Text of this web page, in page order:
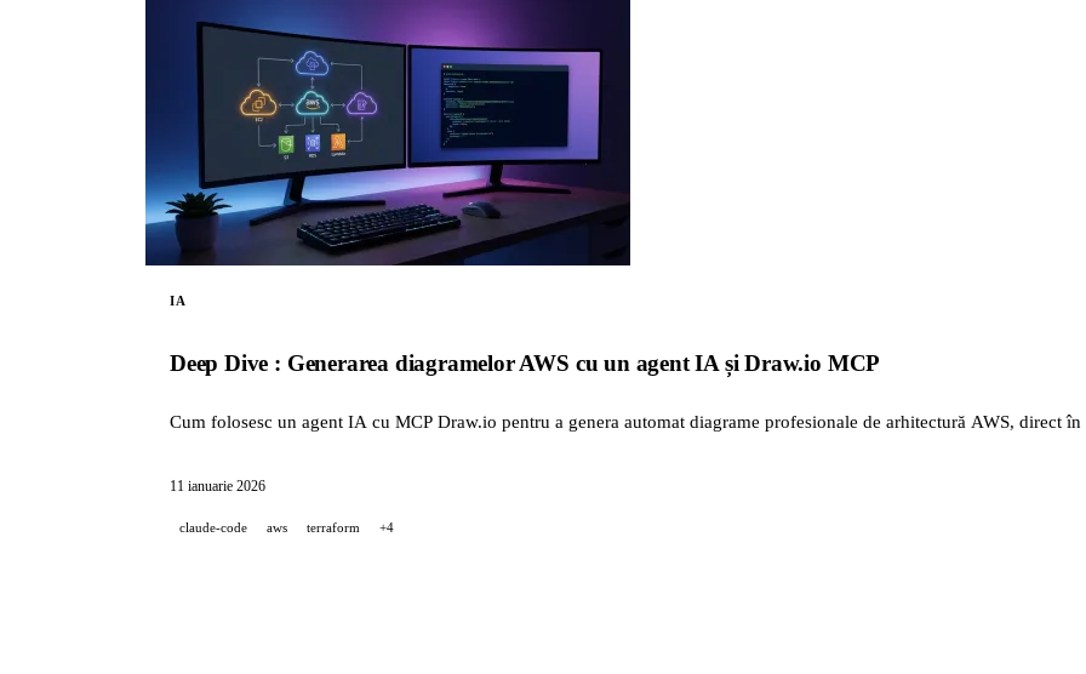
IA
Deep Dive : Generarea diagramelor AWS cu un agent IA și Draw.io MCP
Cum folosesc un agent IA cu MCP Draw.io pentru a genera automat diagrame profesionale de arhitectură AWS, direct
11 ianuarie 2026
claude-code aws terraform +4